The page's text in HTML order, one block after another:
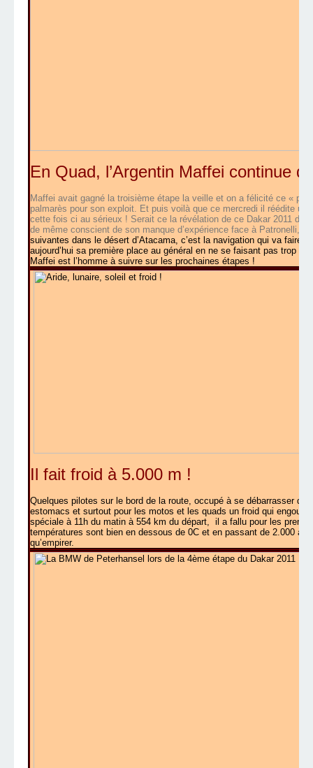
En Quad, l’Argentin Maffei continue
Maffei avait gagné la troisième étape la veille et on a félicité ce «
palmarès pour son exploit. Et puis voilà que ce mercredi il réédite
cette fois ci au sérieux ! Serait ce la révélation de ce Dakar 2011
de même conscient de son manque d’expérience face à Patronelli, à
suivantes dans le désert d’Atacama, c’est la navigation qui va faire
aujourd’hui sa première place au général en ne se faisant pas trop
Maffei est l’homme à suivre sur les prochaines étapes !
Il fait froid à 5.000 m !
Quelques pilotes sur le bord de la route, occupé à se débarrasser de
estomacs et surtout pour les motos et les quads un froid qui
spéciale à 11h du matin à 554 km du départ, il a fallu pour les
températures sont bien en dessous de 0C et en passant de 2.000 à
qu’empirer.